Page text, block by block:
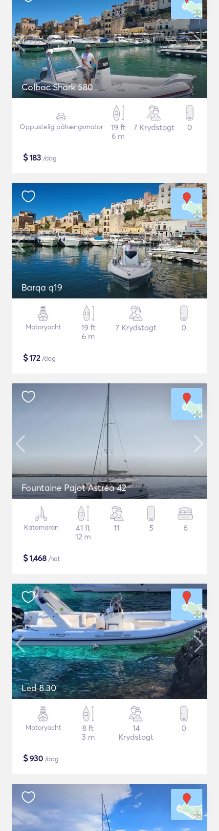
Colbac Shark 580
Oppustelig påhængsmotor
19 ft
6 m
7 Krydstogt 0
$183 /dag
Barqa q19
Motoryacht
19 ft
6 m
7 Krydstogt 0
$172/dag
Fountaine Pajot Astréa 42
Katamaran
41 ft
12 m
11 5 6
$1,468 /nat
Led 8.30
Motoryacht
8 ft
3 m
14
Krydstogt
0
$930 /dag